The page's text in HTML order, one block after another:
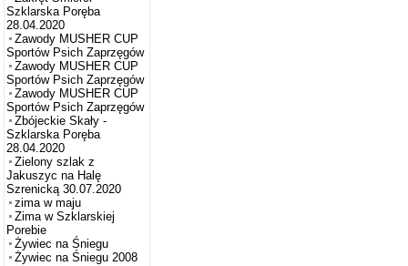
Szklarska Poręba
28.04.2020
Zawody MUSHER CUP
Sportów Psich Zaprzęgów
Zawody MUSHER CUP
Sportów Psich Zaprzęgów
Zawody MUSHER CUP
Sportów Psich Zaprzęgów
Zbójeckie Skały -
Szklarska Poręba
28.04.2020
Zielony szlak z
Jakuszyc na Halę
Szrenicką 30.07.2020
zima w maju
Zima w Szklarskiej
Porebie
Żywiec na Śniegu
Żywiec na Śniegu 2008